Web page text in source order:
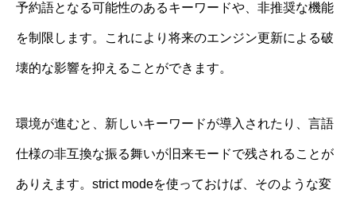
予約語となる可能性のあるキーワードや、非推奨な機能
を制限します。これにより将来のエンジン更新による破
壊的な影響を抑えることができます。
環境が進むと、新しいキーワードが導入されたり、言語
仕様の非互換な振る舞いが旧来モードで残されることが
ありえます。strict modeを使っておけば、そのような変